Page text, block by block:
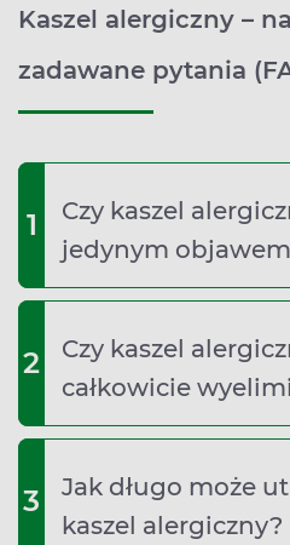
Kaszel alergiczny –
zadawane pytania
1
Czy kaszel
jedynym
2
Czy kaszel
całkowicie
3
Jak długo może
kaszel alergiczny?